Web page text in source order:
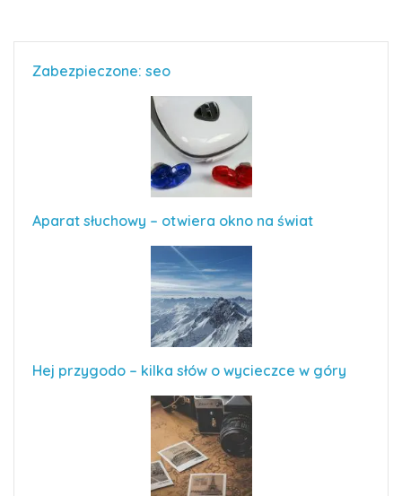
Zabezpieczone: seo
Aparat słuchowy – otwiera okno na świat
Hej przygodo – kilka słów o wycieczce w góry